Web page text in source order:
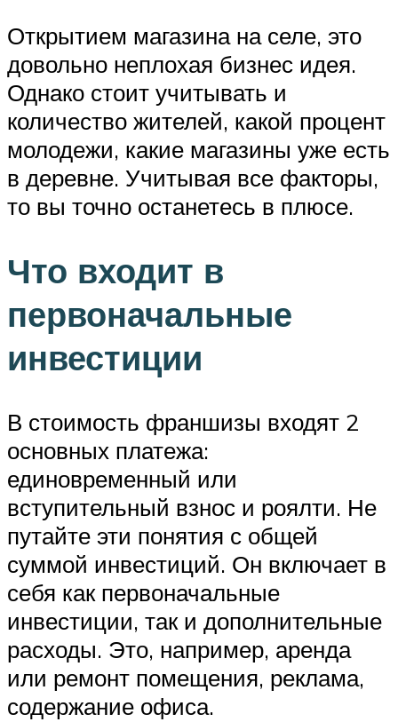
Открытием магазина на селе, это
довольно неплохая бизнес идея.
Однако стоит учитывать и
количество жителей, какой процент
молодежи, какие магазины уже есть
в деревне. Учитывая все факторы,
то вы точно останетесь в плюсе.
Что входит в
первоначальные
инвестиции
В стоимость франшизы входят 2
основных платежа:
единовременный или
вступительный взнос и роялти. Не
путайте эти понятия с общей
суммой инвестиций. Он включает в
себя как первоначальные
инвестиции, так и дополнительные
расходы. Это, например, аренда
или ремонт помещения, реклама,
содержание офиса.